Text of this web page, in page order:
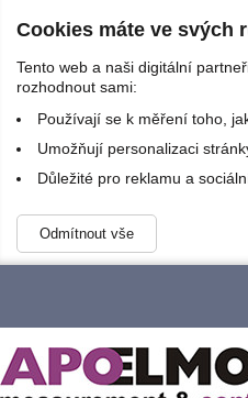
Cookies máte ve svých
Tento web a naši digitální
rozhodnout sami:
Používají se k měření toho,
Umožňují personalizaci
Důležité pro reklamu a
Odmítnout vše